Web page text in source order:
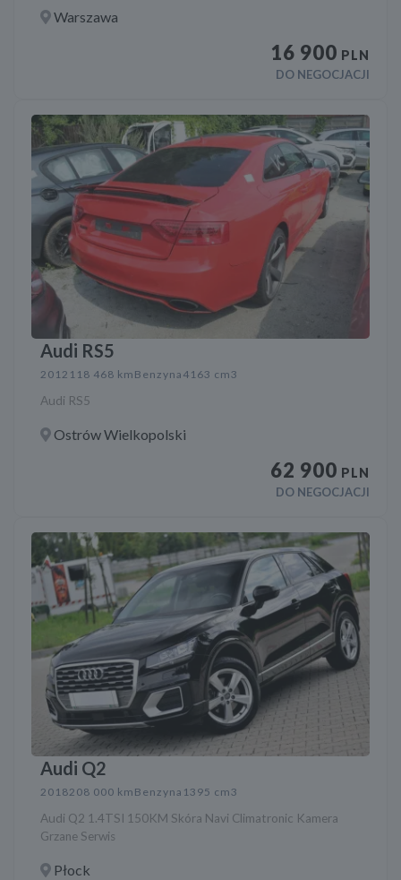
Warszawa
16 900 PLN
DO NEGOCJACJI
Audi RS5
2012 118 468 km Benzyna 4163 cm3
Audi RS5
Ostrów Wielkopolski
62 900 PLN
DO NEGOCJACJI
Audi Q2
2018208 000 km Benzyna 1395 cm3
Audi Q2 1.4TSI 150KM Skóra Navi Climatronic Kamera
Grzane Serwis
Płock